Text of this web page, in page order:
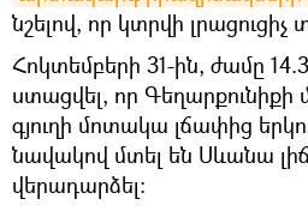
նշելով, որ կտրվի լրացուցիչ
Հոկտեմբերի 31-ին, ժամը
ստացվել, որ
գյուղի մոտակա լճափից
նավակով մտել են Սևանա լիճ
վերադարձել։